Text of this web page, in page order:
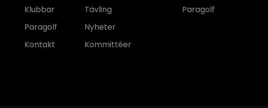
Klubbar
Tävling
Paragolf
Nyheter
Kontakt
Kommittéer
Paragolf